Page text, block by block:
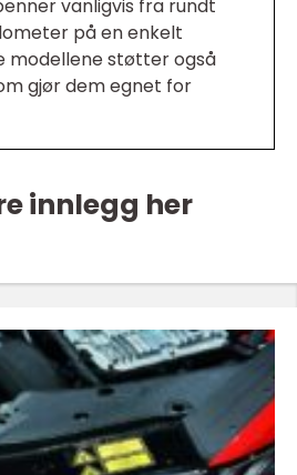
vanligvis fra rundt
på en enkelt
modellene støtter også
gjør dem egnet for
innlegg her